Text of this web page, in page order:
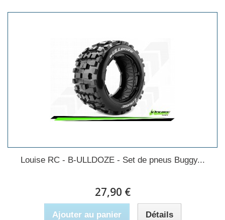
Louise RC - B-ULLDOZE - Set de pneus Buggy...
27,90 €
Ajouter au panier Détails